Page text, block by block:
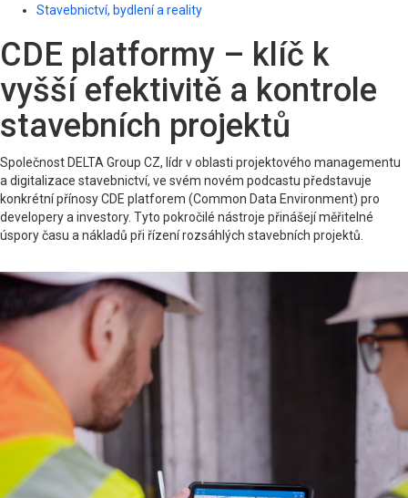
Stavebnictví, bydlení a reality
CDE platformy – klíč k
vyšší efektivitě a kontrole
stavebních projektů
Společnost DELTA Group CZ, lídr v oblasti projektového managementu
a digitalizace stavebnictví, ve svém novém podcastu představuje
konkrétní přínosy CDE platforem (Common Data Environment) pro
developery a investory. Tyto pokročilé nástroje přinášejí měřitelné
úspory času a nákladů při řízení rozsáhlých stavebních projektů.